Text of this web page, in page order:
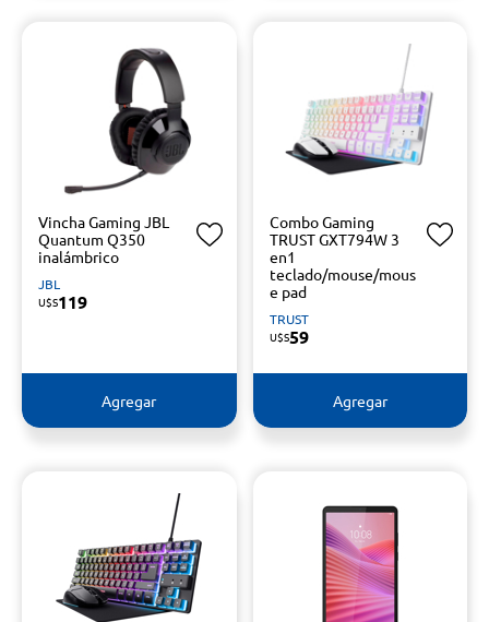
Vincha Gaming JBL
Quantum Q350
inalámbrico
JBL
U$S119
Agregar
Combo Gaming
TRUST GXT794W 3
en1
teclado/mouse/mous
e pad
TRUST
U$S59
Agregar